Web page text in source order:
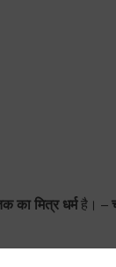
का मित्र धर्महै। –